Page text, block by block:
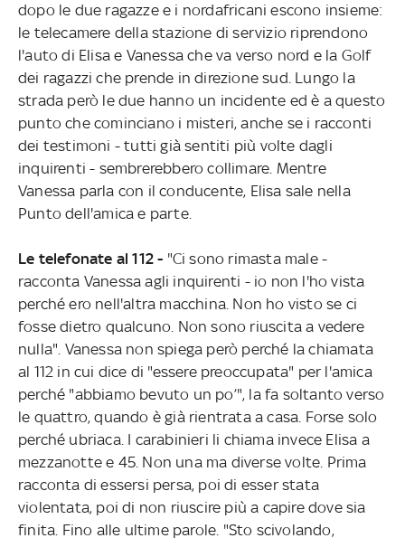
dopo le due ragazze e i nordafricani escono insieme:
le telecamere della stazione di servizio riprendono
l'auto di Elisa e Vanessa che va verso nord e la Golf
dei ragazzi che prende in direzione sud. Lungo la
strada però le due hanno un incidente ed è a questo
punto che cominciano i misteri, anche se i racconti
dei testimoni - tutti già sentiti più volte dagli
inquirenti - sembrerebbero collimare. Mentre
Vanessa parla con il conducente, Elisa sale nella
Punto dell'amica e parte.
Le telefonate al 112 - "Ci sono rimasta male -
racconta Vanessa agli inquirenti - io non l'ho vista
perché ero nell'altra macchina. Non ho visto se ci
fosse dietro qualcuno. Non sono riuscita a vedere
nulla". Vanessa non spiega però perché la chiamata
al 112 in cui dice di "essere preoccupata" per l'amica
perché "abbiamo bevuto un po’", la fa soltanto verso
le quattro, quando è già rientrata a casa. Forse solo
perché ubriaca. I carabinieri li chiama invece Elisa a
mezzanotte e 45. Non una ma diverse volte. Prima
racconta di essersi persa, poi di esser stata
violentata, poi di non riuscire più a capire dove sia
finita. Fino alle ultime parole. "Sto scivolando,